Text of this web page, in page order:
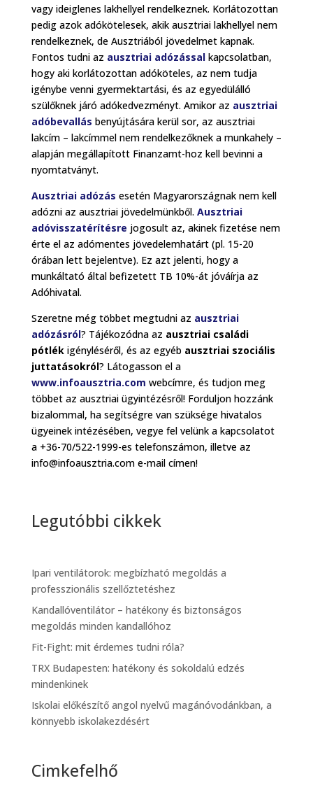
vagy ideiglenes lakhellyel rendelkeznek. Korlátozottan
pedig azok adókötelesek, akik ausztriai lakhellyel nem
rendelkeznek, de Ausztriából jövedelmet kapnak.
Fontos tudni az ausztriai adózássalkapcsolatban,
hogy aki korlátozottan adóköteles, az nem tudja
igénybe venni gyermektartási, és az egyedülálló
szülőknek járó adókedvezményt. Amikor az ausztriai
adóbevallás benyújtására kerül sor, az ausztriai
lakcím – lakcímmel nem rendelkezőknek a munkahely –
alapján megállapított Finanzamt-hoz kell bevinni a
nyomtatványt.
Ausztriai adózás esetén Magyarországnak nem kell
adózni az ausztriai jövedelmünkből. Ausztriai
adóvisszatérítésre jogosult az, akinek fizetése nem
érte el az adómentes jövedelemhatárt (pl. 15-20
órában lett bejelentve). Ez azt jelenti, hogy a
munkáltató által befizetett TB 10%-át jóváírja az
Adóhivatal.
Szeretne még többet megtudni az ausztriai
adózásról? Tájékozódna az ausztriai családi
pótlékigényléséről, és az egyéb ausztriai szociális
juttatásokról? Látogasson el a
www.infoausztria.com webcímre, és tudjon meg
többet az ausztriai ügyintézésről! Forduljon hozzánk
bizalommal, ha segítségre van szüksége hivatalos
ügyeinek intézésében, vegye fel velünk a kapcsolatot
a +36-70/522-1999-es telefonszámon, illetve az
info@infoausztria.com e-mail címen!
Legutóbbi cikkek
Ipari ventilátorok: megbízható megoldás a
professzionális szellőztetéshez
Kandallóventilátor – hatékony és biztonságos
megoldás minden kandallóhoz
Fit-Fight: mit érdemes tudni róla?
TRX Budapesten: hatékony és sokoldalú edzés
mindenkinek
Iskolai előkészítő angol nyelvű magánóvodánkban, a
könnyebb iskolakezdésért
Cimkefelhő